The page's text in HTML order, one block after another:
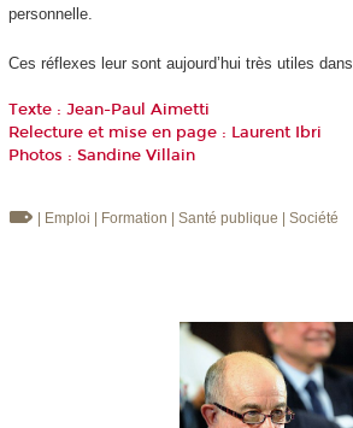
personnelle.
Ces réflexes leur sont aujourd’hui très utiles
Texte : Jean-Paul Aimetti
Relecture et mise en page : Laurent Ibri
Photos : Sandine Villain
| Emploi | Formation | Santé publique | Société